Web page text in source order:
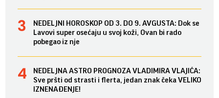
NEDELJNI HOROSKOP OD 3. DO 9. AVGUSTA: Dok se
Lavovi super osećaju u svoj koži, Ovan bi rado
pobegao iz nje
NEDELJNA ASTRO PROGNOZA VLADIMIRA VLAJIĆA:
Sve pršti od strasti i flerta, jedan znak čeka VELIKO
IZNENAĐENJE!